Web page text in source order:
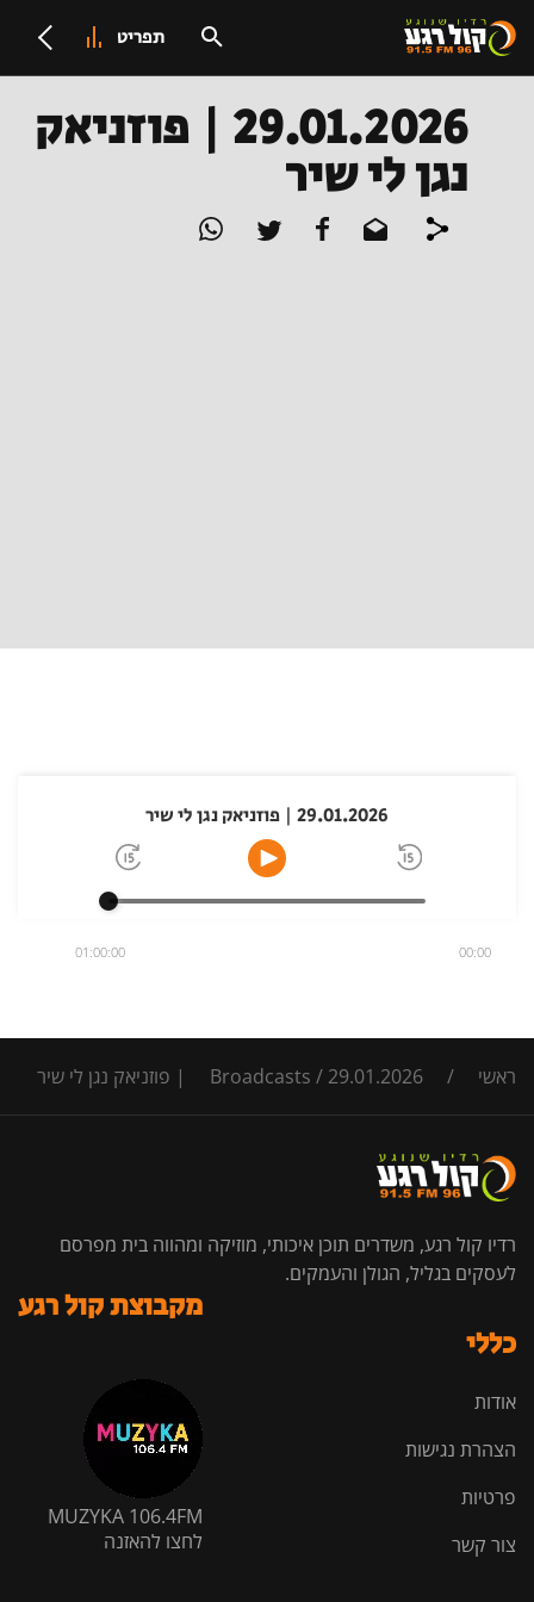
תפריט
29.01.2026 | פוזניאק
נגן לי שיר
29.01.2026 | פוזניאק נגן לי שיר
00:00
01:00:00
ראשי /
Broadcasts / 29.01.2026 | פוזניאק נגן לי שיר
רדיו קול רגע, משדרים תוכן איכותי, מוזיקה ומהווה בית מפרסם
לעסקים בגליל, הגולן והעמקים.
כללי
אודות
הצהרת נגישות
פרטיות
צור קשר
מקבוצת קול רגע
MUZYKA 106.4FM
לחצו להאזנה